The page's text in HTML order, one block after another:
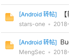
[Android 转帖]
stars-one •
[Android 转帖]
MengSec •